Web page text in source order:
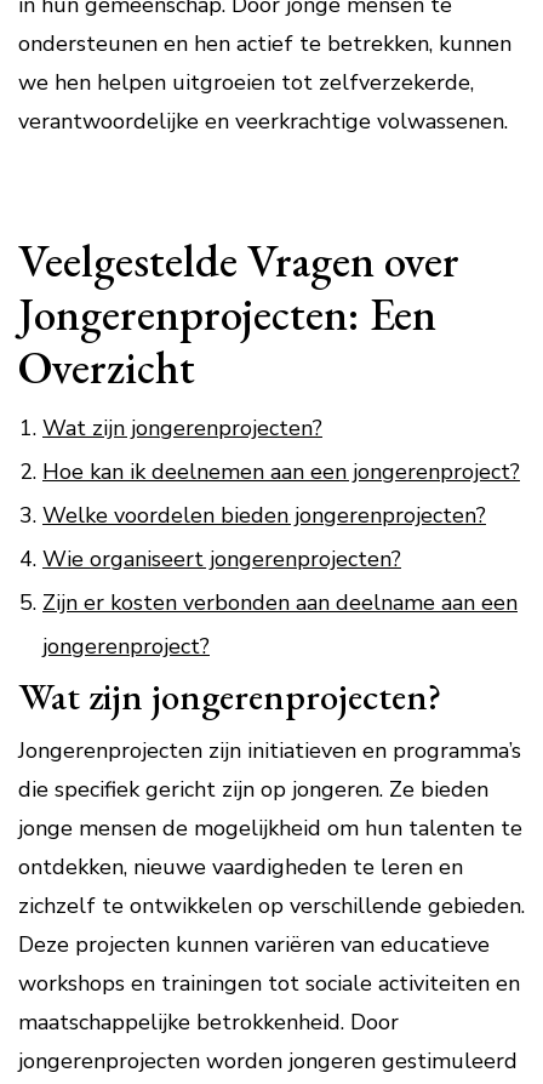
ondersteunen en hen actief te betrekken, kunnen
we hen helpen uitgroeien tot zelfverzekerde,
verantwoordelijke en veerkrachtige volwassenen.
Veelgestelde Vragen over
Jongerenprojecten: Een
Overzicht
Wat zijn jongerenprojecten?
Hoe kan ik deelnemen aan een jongerenproject?
Welke voordelen bieden jongerenprojecten?
Wie organiseert jongerenprojecten?
Zijn er kosten verbonden aan deelname aan een
jongerenproject?
Wat zijn jongerenprojecten?
Jongerenprojecten zijn initiatieven en programma’s
die specifiek gericht zijn op jongeren. Ze bieden
jonge mensen de mogelijkheid om hun talenten te
ontdekken, nieuwe vaardigheden te leren en
zichzelf te ontwikkelen op verschillende gebieden.
Deze projecten kunnen variëren van educatieve
workshops en trainingen tot sociale activiteiten en
maatschappelijke betrokkenheid. Door
jongerenprojecten worden jongeren gestimuleerd